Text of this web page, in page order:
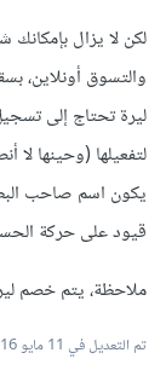
لكن لا يزال بإمكانك
لتفعيلها (وحينها
يكون اسم صاحب
قيود على حركة
ملاحظة، يتم خصم
تم التعديل في 11 مايو 2016